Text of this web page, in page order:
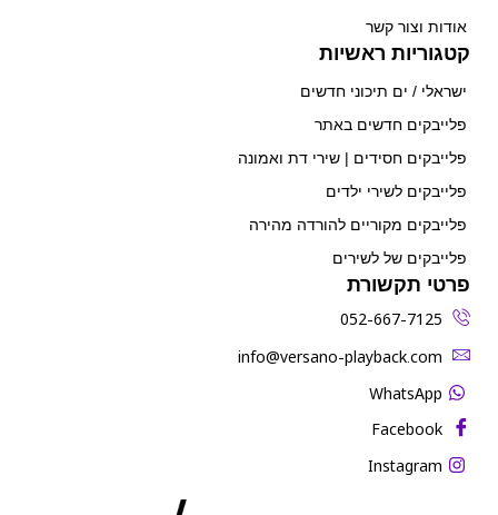
אודות וצור קשר
קטגוריות ראשיות
ישראלי / ים תיכוני חדשים
פלייבקים חדשים באתר
פלייבקים חסידים | שירי דת ואמונה
פלייבקים לשירי ילדים
פלייבקים מקוריים להורדה מהירה
פלייבקים של לשירים
פרטי תקשורת
052-667-7125
‫info@versano-playback.com‬
WhatsApp
Facebook
Instagram